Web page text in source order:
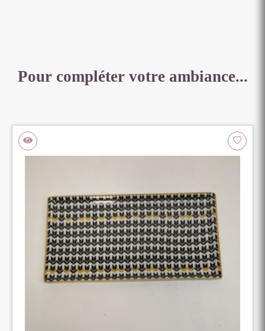
Pour compléter votre ambiance...